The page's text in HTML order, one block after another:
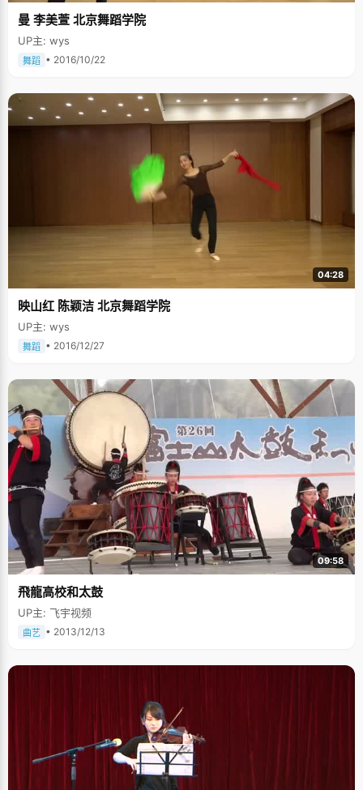
曼 李美萱 北京舞蹈学院
UP主: wys
舞蹈 • 2016/10/22
04:28
映山红 陈颖洁 北京舞蹈学院
UP主: wys
舞蹈 • 2016/12/27
09:58
飛龍高校和太鼓
UP主: 飞宇视频
曲艺 • 2013/12/13